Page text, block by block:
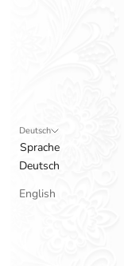
Deutsch
Sprache
Deutsch
English